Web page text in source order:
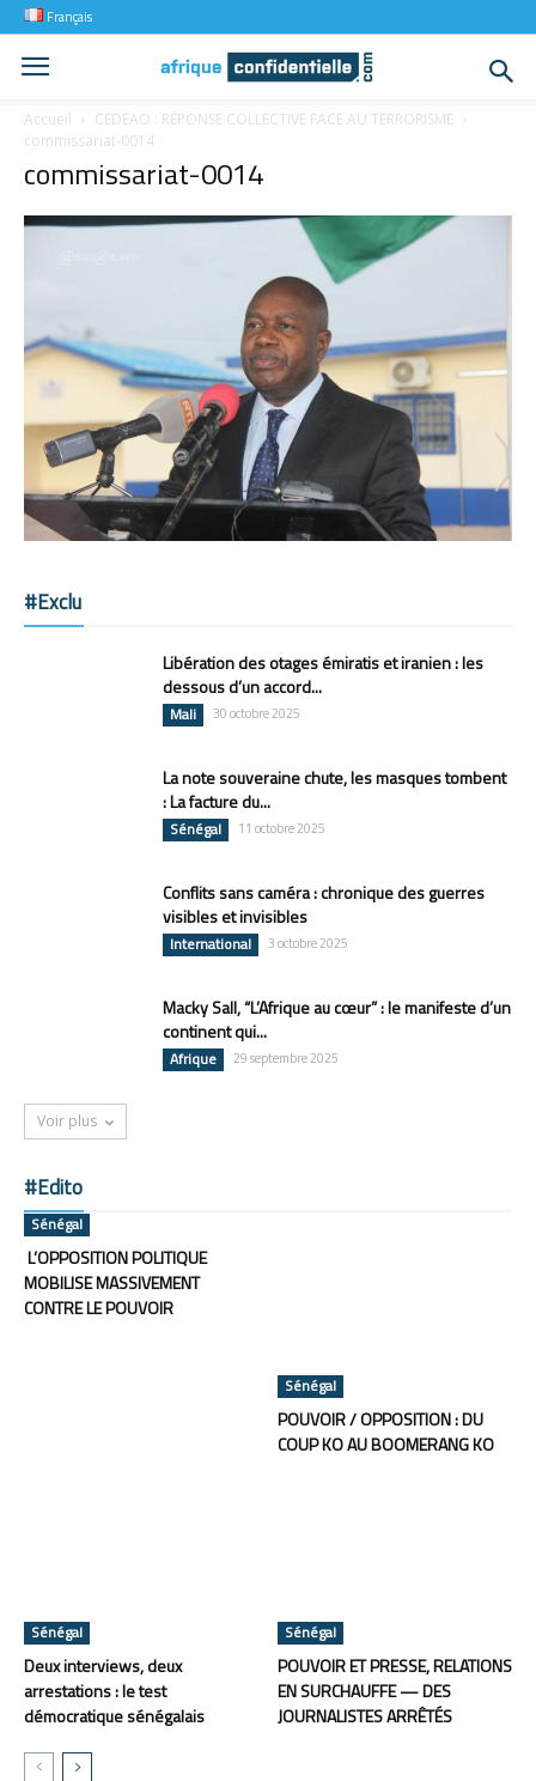
Français
Accueil
CEDEAO : RÉPONSE COLLECTIVE FACE AU TERRORISME
commissariat-0014
commissariat-0014
#Exclu
Libération des otages émiratis et iranien : les
dessous d’un accord...
Mali 30 octobre 2025
La note souveraine chute, les masques tombent
: La facture du...
Sénégal 11 octobre 2025
Conflits sans caméra : chronique des guerres
visibles et invisibles
International 3 octobre 2025
Macky Sall, “L’Afrique au cœur” : le manifeste d’un
continent qui...
Afrique 29 septembre 2025
Voir plus
#Edito
Sénégal
L’OPPOSITION POLITIQUE
MOBILISE MASSIVEMENT
CONTRE LE POUVOIR
Sénégal
POUVOIR / OPPOSITION : DU
COUP KO AU BOOMERANG KO
Sénégal
Deux interviews, deux
arrestations : le test
démocratique sénégalais
Sénégal
POUVOIR ET PRESSE, RELATIONS
EN SURCHAUFFE — DES
JOURNALISTES ARRÊTÉS